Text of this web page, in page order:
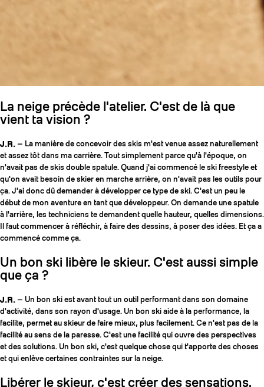
La neige précède l'atelier. C'est de là que
vient ta vision ?
J.R. — La manière de concevoir des skis m'est venue assez naturellement
et assez tôt dans ma carrière. Tout simplement parce qu'à l'époque, on
n'avait pas de skis double spatule. Quand j'ai commencé le ski freestyle et
qu'on avait besoin de skier en marche arrière, on n'avait pas les outils pour
ça. J'ai donc dû demander à développer ce type de ski. C'est un peu le
début de mon aventure en tant que développeur. On demande une spatule
à l'arrière, les techniciens te demandent quelle hauteur, quelles dimensions.
Il faut commencer à réfléchir, à faire des dessins, à poser des idées. Et ça a
commencé comme ça.
Un bon ski libère le skieur. C'est aussi simple
que ça ?
J.R. — Un bon ski est avant tout un outil performant dans son domaine
d'activité, dans son rayon d'usage. Un bon ski aide à la performance, la
facilite, permet au skieur de faire mieux, plus facilement. Ce n'est pas de la
facilité au sens de la paresse. C'est une facilité qui ouvre des perspectives
et des solutions. Un bon ski, c'est quelque chose qui t'apporte des choses
et qui enlève certaines contraintes sur la neige.
Libérer le skieur, c'est créer des sensations.